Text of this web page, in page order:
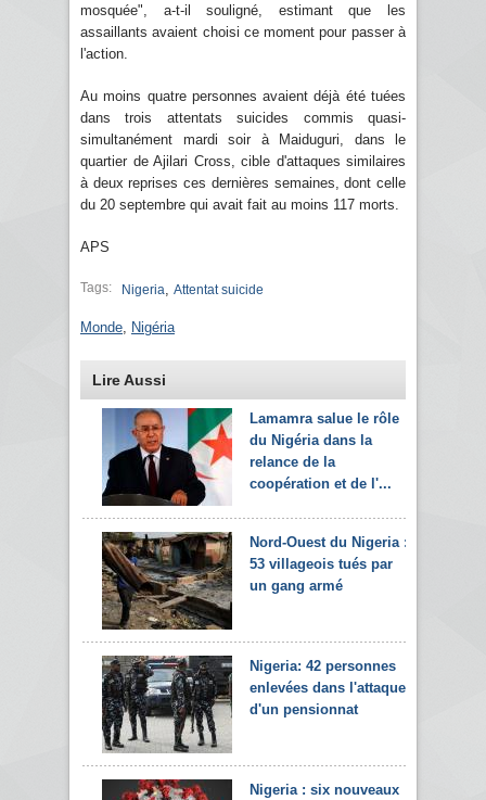
mosquée", a-t-il souligné, estimant que les
assaillants avaient choisi ce moment pour passer à
l'action.
Au moins quatre personnes avaient déjà été tuées
dans trois attentats suicides commis quasi-
simultanément mardi soir à Maiduguri, dans le
quartier de Ajilari Cross, cible d'attaques similaires
à deux reprises ces dernières semaines, dont celle
du 20 septembre qui avait fait au moins 117 morts.
APS
Tags: Nigeria Attentat suicide
Monde Nigéria
Lire Aussi
Lamamra salue le rôle
du Nigéria dans la
relance de la
coopération et de l'...
Nord-Ouest du Nigeria :
53 villageois tués par
un gang armé
Nigeria: 42 personnes
enlevées dans l'attaque
d'un pensionnat
Nigeria : six nouveaux